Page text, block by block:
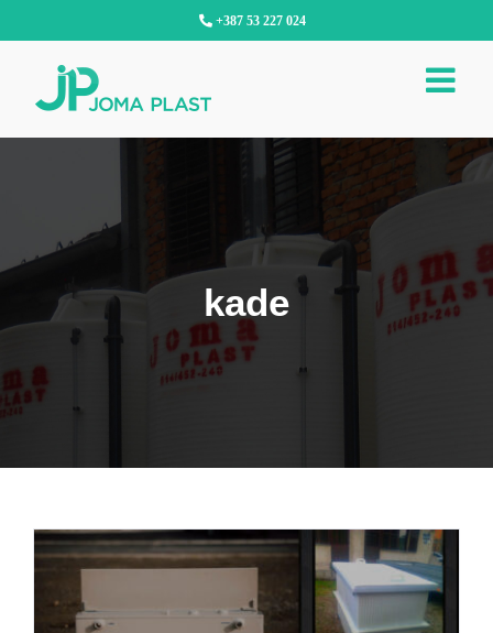
+387 53 227 024
kade